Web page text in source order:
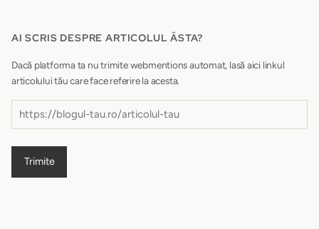
AI SCRIS DESPRE ARTICOLUL ĂSTA?
Dacă platforma ta nu trimite webmentions automat, lasă aici linkul
articolului tău care face referire la acesta.
Trimite